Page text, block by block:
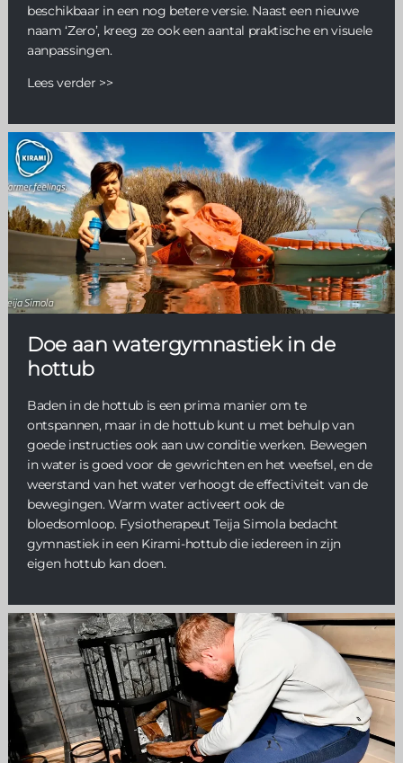
beschikbaar in een nog betere versie. Naast een nieuwe
naam ‘Zero’, kreeg ze ook een aantal praktische en visuele
aanpassingen.
Lees verder >>
Doe aan watergymnastiek in de
hottub
Baden in de hottub is een prima manier om te
ontspannen, maar in de hottub kunt u met behulp van
goede instructies ook aan uw conditie werken. Bewegen
in water is goed voor de gewrichten en het weefsel, en de
weerstand van het water verhoogt de effectiviteit van de
bewegingen. Warm water activeert ook de
bloedsomloop. Fysiotherapeut Teija Simola bedacht
gymnastiek in een Kirami-hottub die iedereen in zijn
eigen hottub kan doen.